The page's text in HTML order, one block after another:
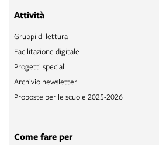
Attività
Gruppi di lettura
Facilitazione digitale
Progetti speciali
Archivio newsletter
Proposte per le scuole 2025-2026
Come fare per